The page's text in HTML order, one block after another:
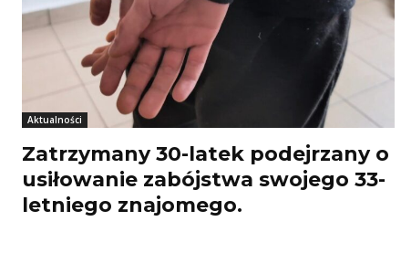
Aktualności
Zatrzymany 30-latek podejrzany o
usiłowanie zabójstwa swojego 33-
letniego znajomego.